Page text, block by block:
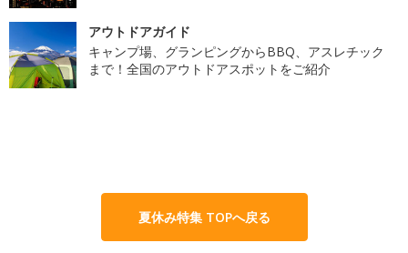
アウトドアガイド
キャンプ場、グランピングからBBQ、アスレチック
まで！全国のアウトドアスポットをご紹介
夏休み特集 TOPへ戻る